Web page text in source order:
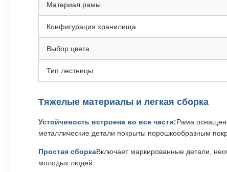
Материал рамы
Конфигурация хранилища
Выбор цвета
Тип лестницы
Тяжелые материалы и легкая сборка
Устойчивость встроена во все части:Рама
металлические детали покрыты порошкообразным
Простая сборкаВключает маркированные детали,
молодых людей.